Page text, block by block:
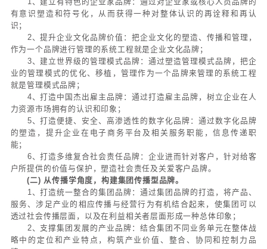
牌化。
这七个层次品牌价值的探索，其实也构成了中国企
最大的战场和挑战。
三、华彩的品牌主张
1、（思考）战略化+（构建）立体化+（传播）锐
2、社会型品牌：企业家品牌、雇主品牌、管理模
文化品牌、电商品牌、客户品牌；
3、传播型品牌：集团品牌、产业品牌、产品品牌、
4、构建型方法论——紧密结合集团战略、结合行业
趋势、结合个性化品牌问题的深度解读（产业链、整合
5、从基因层、定位层、设计层、应用层，四维度
涵，环环相扣，紧密衔接；
6、突出品牌战略的三向营销、突出集团多层次品
背书、九维度应用、突出品牌战略的有机分解、落地。
四、构建集团视角的双维度品牌管理架构